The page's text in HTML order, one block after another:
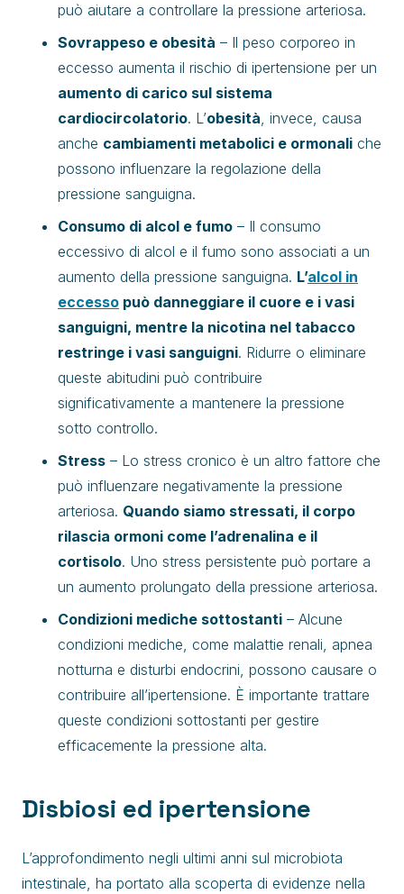
può aiutare a controllare la pressione arteriosa.
Sovrappeso e obesità – Il peso corporeo in
eccesso aumenta il rischio di ipertensione per un
aumento di carico sul sistema
cardiocircolatorio. L’obesità, invece, causa
anche cambiamenti metabolici e ormonali che
possono influenzare la regolazione della
pressione sanguigna.
Consumo di alcol e fumo – Il consumo
eccessivo di alcol e il fumo sono associati a un
aumento della pressione sanguigna. L’alcol in
eccesso può danneggiare il cuore e i vasi
sanguigni, mentre la nicotina nel tabacco
restringe i vasi sanguigni. Ridurre o eliminare
queste abitudini può contribuire
significativamente a mantenere la pressione
sotto controllo.
Stress – Lo stress cronico è un altro fattore che
può influenzare negativamente la pressione
arteriosa. Quando siamo stressati, il corpo
rilascia ormoni come l’adrenalina e il
cortisolo. Uno stress persistente può portare a
un aumento prolungato della pressione arteriosa.
Condizioni mediche sottostanti – Alcune
condizioni mediche, come malattie renali, apnea
notturna e disturbi endocrini, possono causare o
contribuire all’ipertensione. È importante trattare
queste condizioni sottostanti per gestire
efficacemente la pressione alta.
Disbiosi ed ipertensione
L’approfondimento negli ultimi anni sul microbiota
intestinale, ha portato alla scoperta di evidenze nella